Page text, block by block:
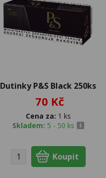
Dutinky P&S Black 250ks
70 Kč
Cena za: 1 ks
Skladem: 5 - 50 ks